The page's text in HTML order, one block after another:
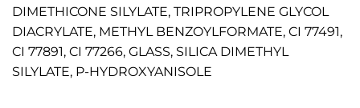
DIMETHICONE SILYLATE, TRIPROPYLENE GLYCOL
DIACRYLATE, METHYL BENZOYLFORMATE, CI 77491,
CI 77891, CI 77266, GLASS, SILICA DIMETHYL
SILYLATE, P-HYDROXYANISOLE